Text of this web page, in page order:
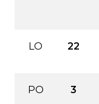
LO 22
PO 3